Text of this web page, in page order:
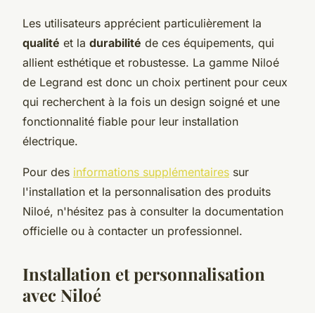
Les utilisateurs apprécient particulièrement la
qualité et la durabilité de ces équipements, qui
allient esthétique et robustesse. La gamme Niloé
de Legrand est donc un choix pertinent pour ceux
qui recherchent à la fois un design soigné et une
fonctionnalité fiable pour leur installation
électrique.
Pour des informations supplémentaires sur
l'installation et la personnalisation des produits
Niloé, n'hésitez pas à consulter la documentation
officielle ou à contacter un professionnel.
Installation et personnalisation
avec Niloé